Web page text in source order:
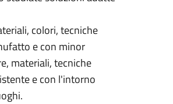
colori, tecniche
e con minor
materiali, tecniche
e con l'intorno